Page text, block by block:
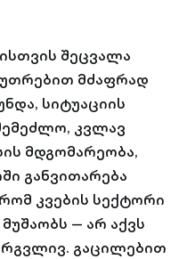
შეცვალა
მძაფრად
სიტუაციის
კვლავ
მდგომარეობა,
განვითარება
კვების სექტორი
— არ აქვს
გაცილებით